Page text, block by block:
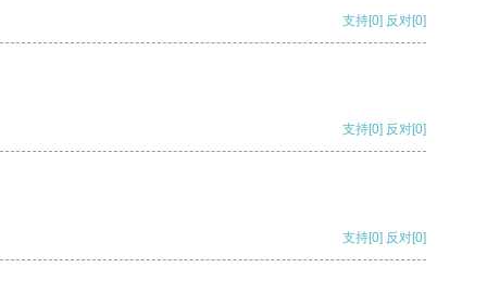
支持[0] 反对[0]
支持[0] 反对[0]
支持[0] 反对[0]